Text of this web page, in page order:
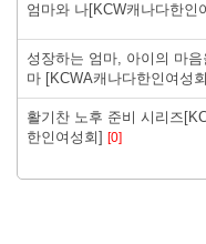
엄마와 나[KCW캐나다한인
성장하는 엄마, 아이의 마음
마 [KCWA캐나다한인여성
활기찬 노후 준비 시리즈
한인여성회] [0]